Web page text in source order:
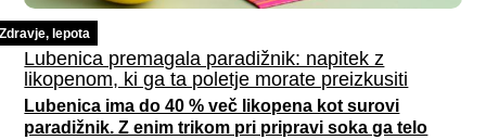
Zdravje, lepota
Lubenica premagala paradižnik: napitek z
likopenom, ki ga ta poletje morate preizkusiti
Lubenica ima do 40 % več likopena kot surovi
paradižnik. Z enim trikom pri pripravi soka ga telo